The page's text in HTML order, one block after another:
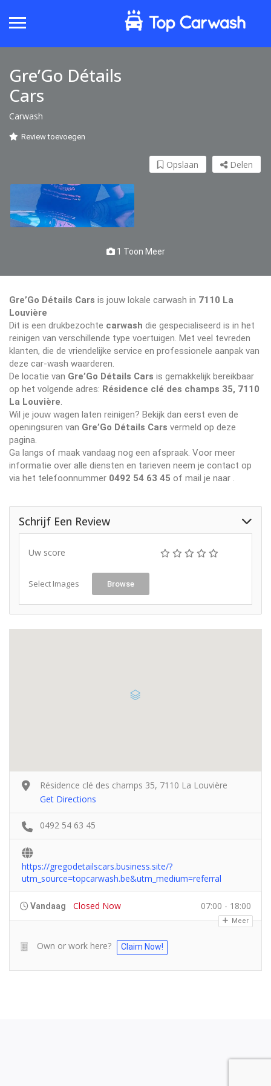
Gre’Go Détails
Cars
Carwash
Review toevoegen
Delen
Opslaan
1 Toon Meer
Gre’Go Détails Cars is jouw lokale carwash in 7110 La
Louvière
Dit is een drukbezochte carwash die gespecialiseerd is in het
reinigen van verschillende type voertuigen. Met veel tevreden
klanten, die de vriendelijke service en professionele aanpak van
deze car-wash waarderen.
De locatie van Gre’Go Détails Cars is gemakkelijk bereikbaar
op het volgende adres: Résidence clé des champs 35, 7110
La Louvière
Wil je jouw wagen laten reinigen? Bekijk dan eerst even de
openingsuren van Gre’Go Détails Cars vermeld op deze
pagina.
Ga langs of maak vandaag nog een afspraak. Voor meer
informatie over alle diensten en tarieven neem je contact op
via het telefoonnummer 0492 54 63 45 of mail je naar
Schrijf Een Review
Uw score
Select Images Browse
Résidence clé des champs 35, 7110 La Louvière
Get Directions
0492 54 63 45
https://gregodetailscars.business.site/?
utm_source=topcarwash.be&utm_medium=referral
Vandaag Closed Now 07:00 - 18:00
Meer
Own or work here? Claim Now!